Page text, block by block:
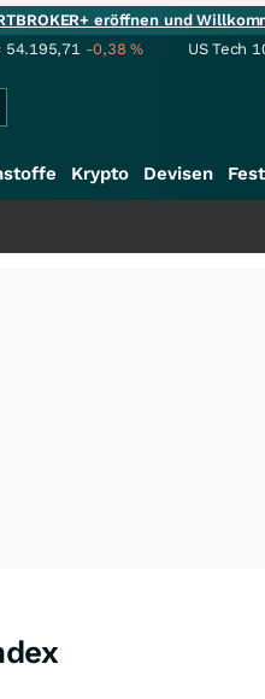
eröffnen und
54.195,71 -0,38% US Tech
Krypto Devisen